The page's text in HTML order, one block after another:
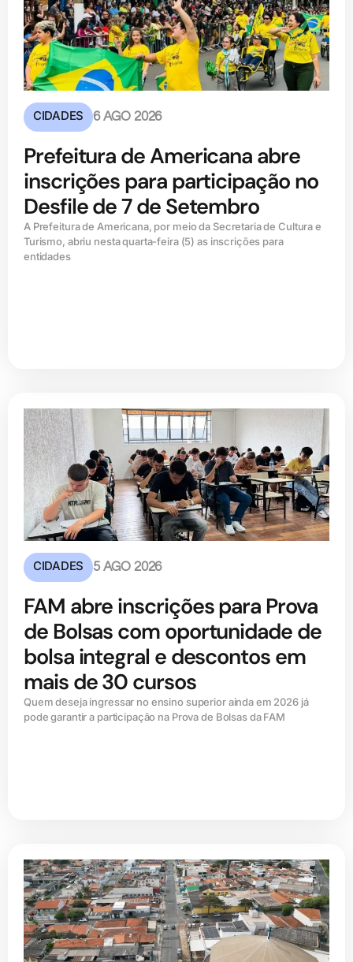
CIDADES 6 AGO 2026
Prefeitura de Americana abre
inscrições para participação no
Desfile de 7 de Setembro
A Prefeitura de Americana, por meio da Secretaria de Cultura e
Turismo, abriu nesta quarta-feira (5) as inscrições para
entidades
CIDADES 5 AGO 2026
FAM abre inscrições para Prova
de Bolsas com oportunidade de
bolsa integral e descontos em
mais de 30 cursos
Quem deseja ingressar no ensino superior ainda em 2026 já
pode garantir a participação na Prova de Bolsas da FAM